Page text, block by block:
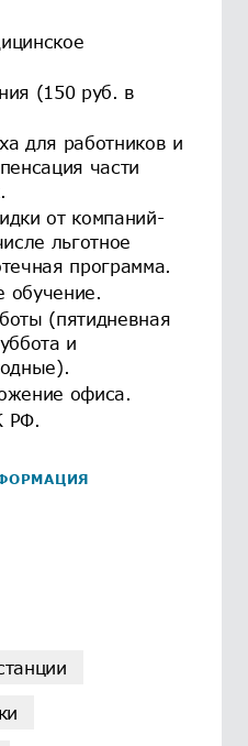
(150 руб. в
для работников и
части
от компаний-
льготное
программа.
обучение.
(пятидневная
и
офиса.
РФ.